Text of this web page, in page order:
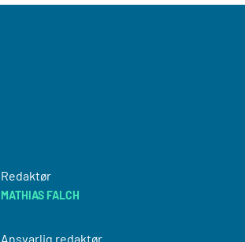
Redaktør
MATHIAS FALCH
Ansvarlig redaktør